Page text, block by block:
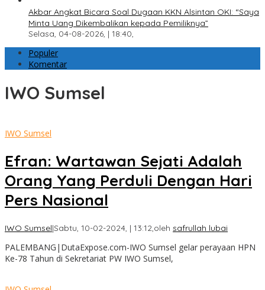
Akbar Angkat Bicara Soal Dugaan KKN Alsintan OKI: “Saya
Minta Uang Dikembalikan kepada Pemiliknya”
Selasa, 04-08-2026, | 18:40,
Populer
Komentar
IWO Sumsel
IWO Sumsel
Efran: Wartawan Sejati Adalah
Orang Yang Perduli Dengan Hari
Pers Nasional
IWO Sumsel|Sabtu, 10-02-2024, | 13:12,oleh safrullah lubai
PALEMBANG|DutaExpose.com-IWO Sumsel gelar perayaan HPN
Ke-78 Tahun di Sekretariat PW IWO Sumsel,